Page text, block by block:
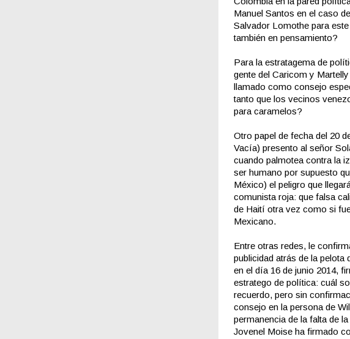
Manuel Santos en el caso
Salvador Lomothe para
también en pensamiento?
Para la estratagema de
gente del Caricom y
llamado como consejo
tanto que los vecinos
para caramelos?
Otro papel de fecha del 20
Vacía) presento al señor
cuando palmotea contra la
ser humano por supuesto
México) el peligro que
comunista roja: que falsa
de Haití otra vez como si
Mexicano.
Entre otras redes, le
publicidad atrás de la pelota
en el día 16 de junio 2014,
estratego de política: cuál
recuerdo, pero sin
consejo en la persona de
permanencia de la falta de
Jovenel Moise ha firmado